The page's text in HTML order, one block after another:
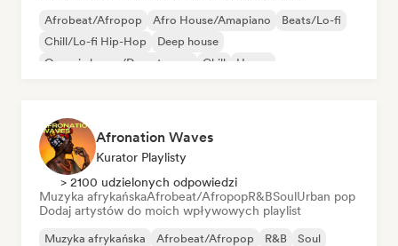
Afrobeat/Afropop Afro House/Amapiano
Beats/Lo-fi
Chill/Lo-fi Hip-Hop
Deep house
Organic house/Downtempo
Chill House
Afronation Waves
Kurator Playlisty
> 2100 udzielonych odpowiedzi
Muzyka afrykańskaAfrobeat/AfropopR&BSoulUrban pop
Dodaj artystów do moich wpływowych playlist
Muzyka afrykańska Afrobeat/Afropop R&B
Soul